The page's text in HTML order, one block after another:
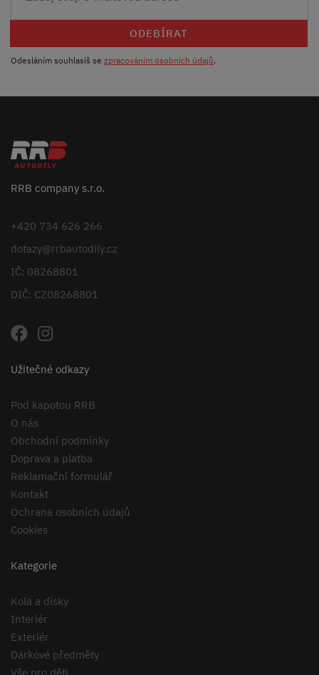
ODEBÍRAT
Odesláním souhlasíš se zpracováním osobních údajů.
RRB company s.r.o.
+420 734 626 266
dotazy@rrbautodily.cz
IČ: 08268801
DIČ: CZ08268801
Užitečné odkazy
Pod kapotou RRB
O nás
Obchodní podmínky
Doprava a platba
Reklamační formulář
Kontakt
Ochrana osobních údajů
Cookies
Kategorie
Kola a disky
Interiér
Exteriér
Dárkové předměty